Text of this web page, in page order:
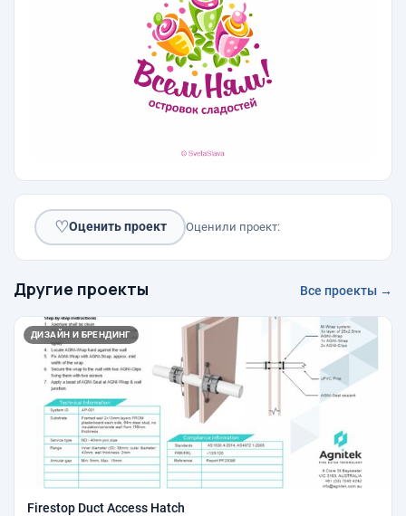
♡Оценить проект Оценили проект:
Другие проекты Все проекты →
ДИЗАЙН И БРЕНДИНГ
Firestop Duct Access Hatch